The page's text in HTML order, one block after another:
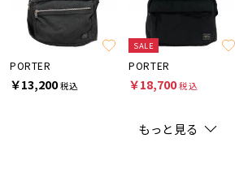
PORTER
￥13,200税込
SALE
PORTER
￥18,700税込
もっと見る